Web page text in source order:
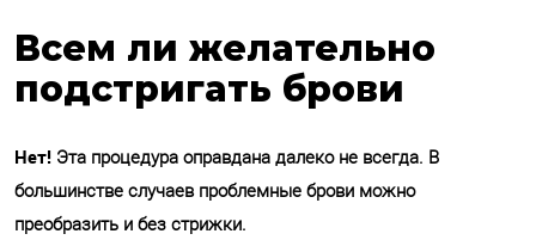
Всем ли желательно
подстригать брови
Нет! Эта процедура оправдана далеко не всегда. В
большинстве случаев проблемные брови можно
преобразить и без стрижки.